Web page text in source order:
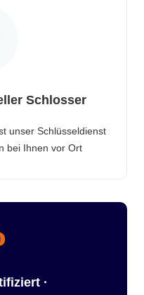
Schlosser
unser Schlüsseldienst
bei Ihnen vor Ort
·